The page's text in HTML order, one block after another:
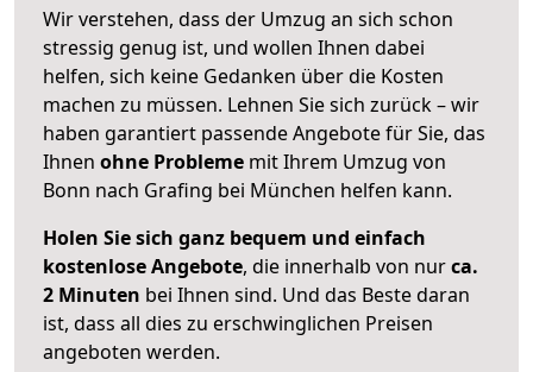
Wir verstehen, dass der Umzug an sich schon
stressig genug ist, und wollen Ihnen dabei
helfen, sich keine Gedanken über die Kosten
machen zu müssen. Lehnen Sie sich zurück – wir
haben garantiert passende Angebote für Sie, das
Ihnen ohne Probleme mit Ihrem Umzug von
Bonn nach Grafing bei München helfen kann.
Holen Sie sich ganz bequem und einfach
kostenlose Angebote, die innerhalb von nurca.
2 Minuten bei Ihnen sind. Und das Beste daran
ist, dass all dies zu erschwinglichen Preisen
angeboten werden.